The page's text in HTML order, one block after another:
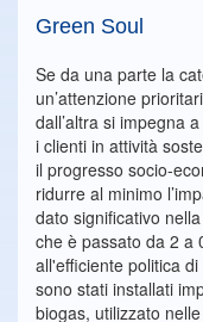
Green Soul
Se da una parte la
un’attenzione
dall’altra si impegna
i clienti in attività
il progresso socio-
ridurre al minimo
dato significativo
che è passato da 2 a
all'efficiente politica
sono stati installati
biogas, utilizzato